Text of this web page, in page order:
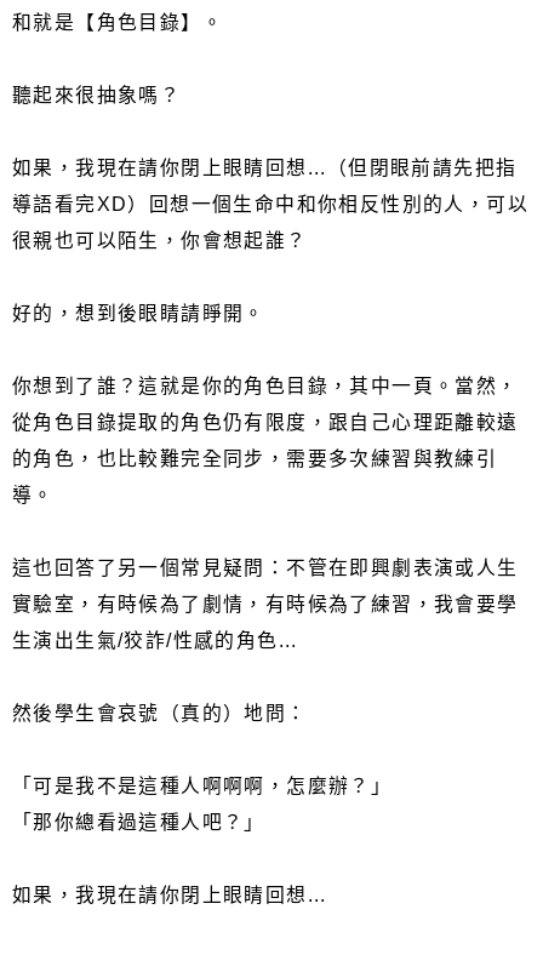
和就是【角色目錄】。
聽起來很抽象嗎？
如果，我現在請你閉上眼睛回想...（但閉眼前請先把指
導語看完XD）回想一個生命中和你相反性別的人，可以
很親也可以陌生，你會想起誰？
好的，想到後眼睛請睜開。
你想到了誰？這就是你的角色目錄，其中一頁。當然，
從角色目錄提取的角色仍有限度，跟自己心理距離較遠
的角色，也比較難完全同步，需要多次練習與教練引
導。
這也回答了另一個常見疑問：不管在即興劇表演或人生
實驗室，有時候為了劇情，有時候為了練習，我會要學
生演出生氣/狡詐/性感的角色...
然後學生會哀號（真的）地問：
「可是我不是這種人啊啊啊，怎麼辦？」
「那你總看過這種人吧？」
如果，我現在請你閉上眼睛回想...